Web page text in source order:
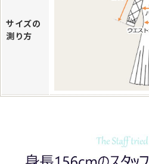
サイズの
測り方